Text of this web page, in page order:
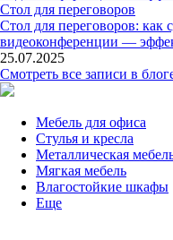
Стол для переговоров
Стол для переговоров: как
видеоконференции —
25.07.2025
Смотреть все записи в
Мебель для офиса
Стулья и кресла
Металлическая
Мягкая мебель
Влагостойкие шкафы
Еще